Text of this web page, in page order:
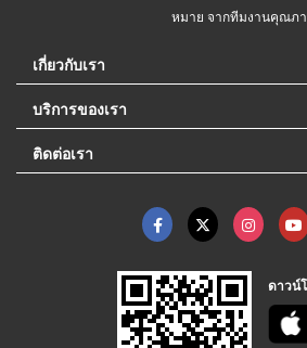
หมาย จากทีมงานคุณภ
เกี่ยวกับเรา
บริการของเรา
ติดต่อเรา
ดาวน์